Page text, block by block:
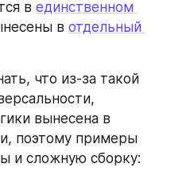
в единственном
в отдельный
что из-за такой
вынесена в
поэтому примеры
и сложную сборку: